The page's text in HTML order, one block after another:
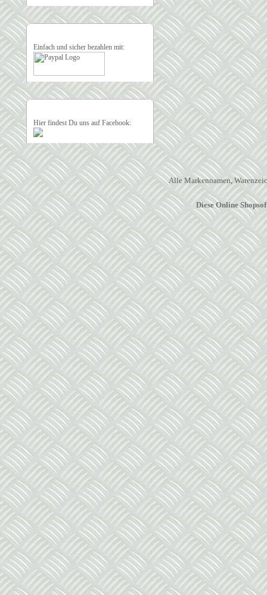
Einfach und sicher bezahlen mit:
Hier findest Du uns auf Facebook:
Alle Markennamen,
Diese Online